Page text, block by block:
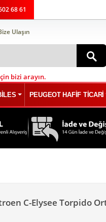
68 61
Ulaşın
bizi arayın.
PEUGEOT HAFİF TİCARİ
C-Elysee Torpido